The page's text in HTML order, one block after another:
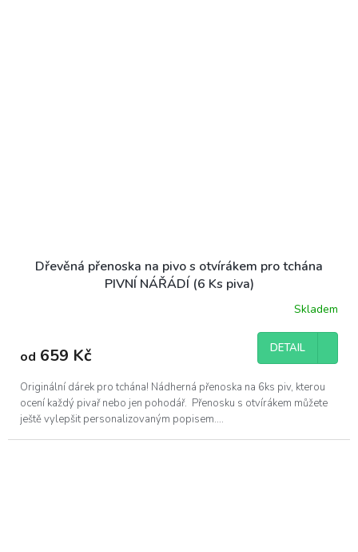
Dřevěná přenoska na pivo s otvírákem pro tchána
PIVNÍ NÁŘÁDÍ (6 Ks piva)
Skladem
od 659 Kč DETAIL
Originální dárek pro tchána! Nádherná přenoska na 6ks piv, kterou
ocení každý pivař nebo jen pohodář. Přenosku s otvírákem můžete
ještě vylepšit personalizovaným popisem....